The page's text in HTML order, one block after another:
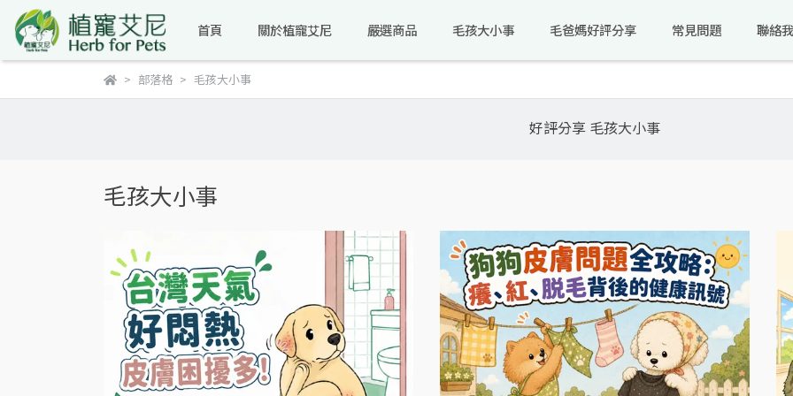
首頁 關於植寵艾尼 嚴選商品 毛孩大小事 毛爸媽好評分享 常見問題 聯絡
部落格 毛孩大小事
好評分享 毛孩大小事
毛孩大小事